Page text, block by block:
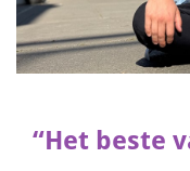
“Het beste